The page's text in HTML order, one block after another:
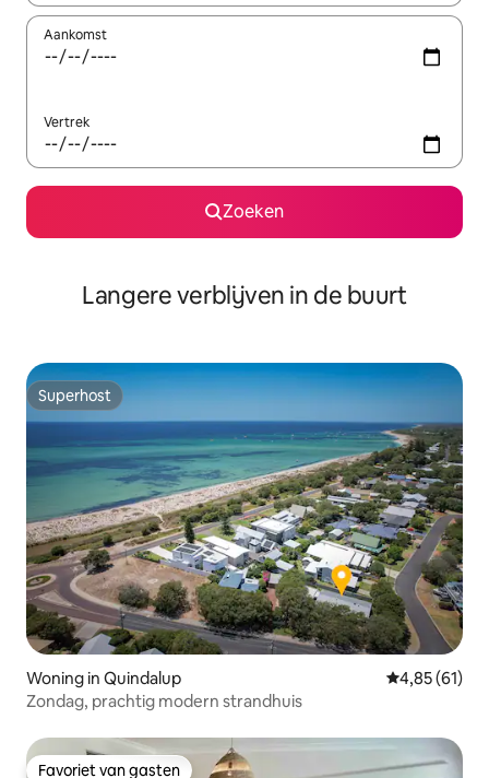
Aankomst
Vertrek
Zoeken
Langere verblijven in de buurt
Superhost
Superhost
Woning in Quindalup Gemiddelde
4,85 (61)
Zondag, prachtig modern strandhuis
Favoriet van gasten